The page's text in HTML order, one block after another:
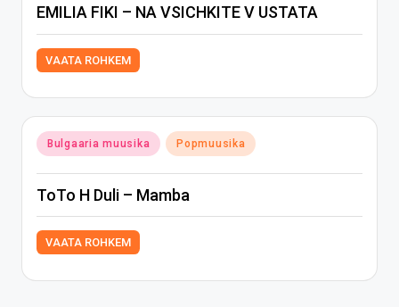
EMILIA FIKI – NA VSICHKITE V USTATA
VAATA ROHKEM
Posted
in
Bulgaaria muusika Popmuusika
ToTo H Duli – Mamba
VAATA ROHKEM